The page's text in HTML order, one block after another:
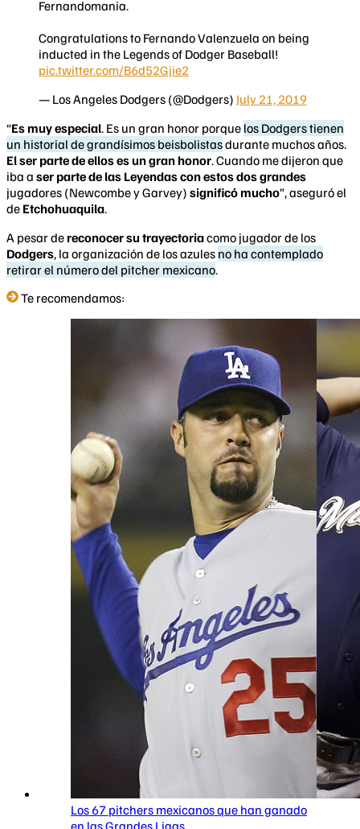
Fernandomania.
Congratulations to Fernando Valenzuela on being
inducted in the Legends of Dodger Baseball!
pic.twitter.com/B6d52Gjie2
— Los Angeles Dodgers (@Dodgers) July 21, 2019
“Es muy especial. Es un gran honor porque los Dodgers tienen
un historial de grandísimos beisbolistasdurante muchos años.
El ser parte de ellos es un gran honor. Cuando me dijeron que
iba a ser parte de las Leyendas con estos dos grandes
jugadores (Newcombe y Garvey) significó mucho”, aseguró el
de Etchohuaquila.
A pesar de reconocer su trayectoriacomo jugador de los
Dodgers, la organización de los azules no ha contemplado
retirar el número del pitcher mexicano.
Te recomendamos:
Los 67 pitchers mexicanos que han ganado
en las Grandes Ligas